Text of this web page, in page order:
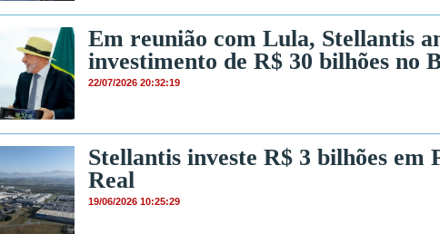
Em reunião com Lula, Stellantis
investimento de R$ 30 bilhões no
22/07/2026 20:32:19
Stellantis investe R$ 3 bilhões em
Real
19/06/2026 10:25:29